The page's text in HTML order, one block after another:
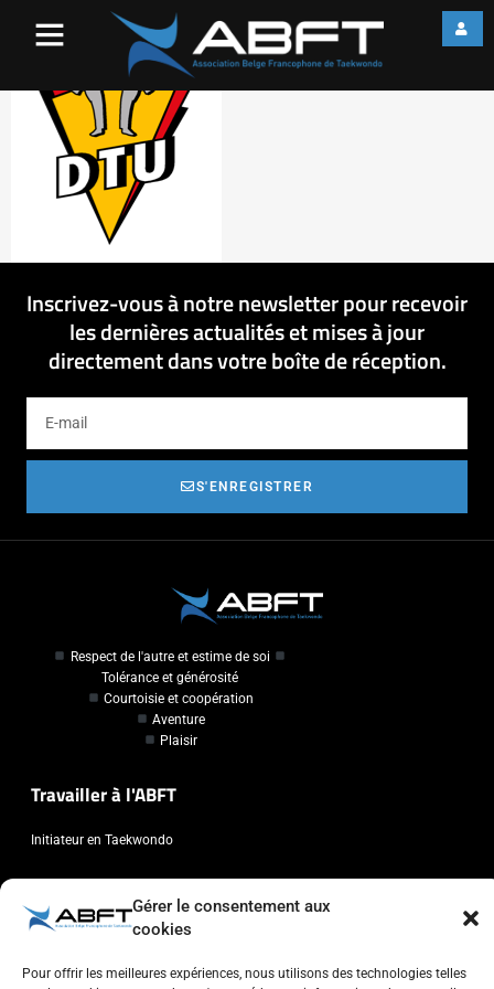
Gérer le consentement aux
cookies
Pour offrir les meilleures expériences, nous utilisons des technologies telles
Inscrivez-vous à notre newsletter pour recevoir
les dernières actualités et mises à jour
directement dans votre boîte de réception.
S'ENREGISTRER
Respect de l'autre et estime de soi
Tolérance et générosité
Courtoisie et coopération
Aventure
Plaisir
Travailler à l'ABFT
Initiateur en Taekwondo
Association Belge Francophone de Taekwondo
Chaussée de Wavre, 2057 - 1160 Auderghem